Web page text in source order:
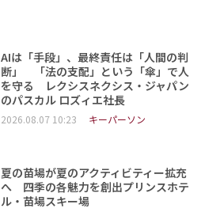
AIは「手段」、最終責任は「人間の判
断」 「法の支配」という「傘」で人
を守る レクシスネクシス・ジャパン
のパスカル ロズィエ社長
2026.08.07 10:23 キーパーソン
夏の苗場が夏のアクティビティー拡充
へ 四季の各魅力を創出プリンスホテ
ル・苗場スキー場